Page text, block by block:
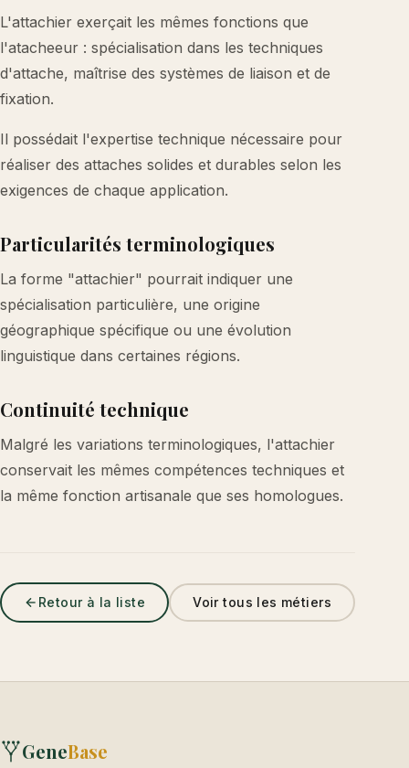
L'attachier exerçait les mêmes fonctions que
l'atacheeur : spécialisation dans les techniques
d'attache, maîtrise des systèmes de liaison et de
fixation.
Il possédait l'expertise technique nécessaire pour
réaliser des attaches solides et durables selon les
exigences de chaque application.
Particularités terminologiques
La forme "attachier" pourrait indiquer une
spécialisation particulière, une origine
géographique spécifique ou une évolution
linguistique dans certaines régions.
Continuité technique
Malgré les variations terminologiques, l'attachier
conservait les mêmes compétences techniques et
la même fonction artisanale que ses homologues.
Retour à la liste Voir tous les métiers
GeneBase